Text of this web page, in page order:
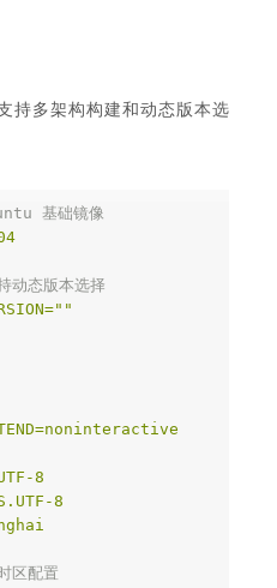
持多架构构建和动态版本选
基础镜像
动态版本选择
8
8
区配置